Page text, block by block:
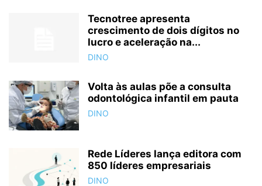
Tecnotree apresenta
crescimento de dois dígitos no
lucro e aceleração na...
DINO
Volta às aulas põe a consulta
odontológica infantil em pauta
DINO
Rede Líderes lança editora com
850 líderes empresariais
DINO